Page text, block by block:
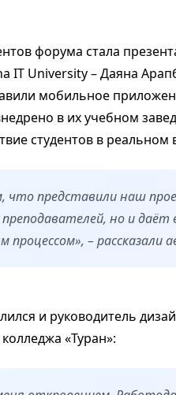
форума стала
IT University – Даяна
мобильное
в их учебном
студентов в реальном
что представили наш
но и
процессом», – рассказали
и руководитель
«Туран»: